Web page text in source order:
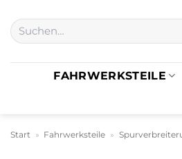
Inhalt
springen
Suchen
nach:
FAHRWERKSTEILE
Start » Fahrwerksteile »